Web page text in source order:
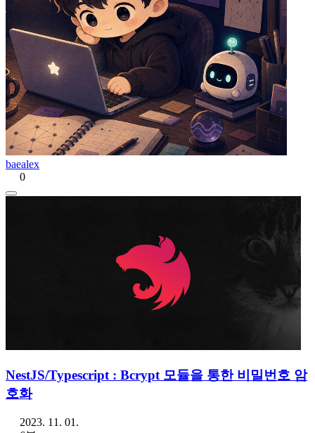
baealex
0
NestJS/Typescript : Bcrypt 모듈을 통한 비밀번호 암
호화
2023. 11. 01.